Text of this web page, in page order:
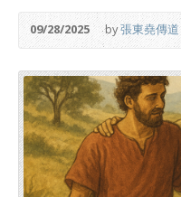
09/28/2025 by張東堯傳道